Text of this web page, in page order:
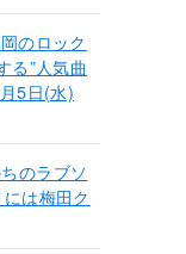
のロック
る”人気曲
5日(水)
のラブソ
は梅田ク